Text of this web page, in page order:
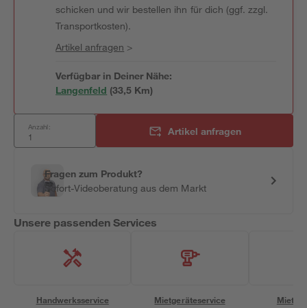
schicken und wir bestellen ihn für dich (ggf. zzgl.
Transportkosten).
Artikel anfragen >
Verfügbar in Deiner Nähe:
Langenfeld (33,5 Km)
Anzahl: Artikel anfragen
Fragen zum Produkt?
Sofort-Videoberatung aus dem Markt
Unsere passenden Services
Handwerksservice Mietgeräteservice